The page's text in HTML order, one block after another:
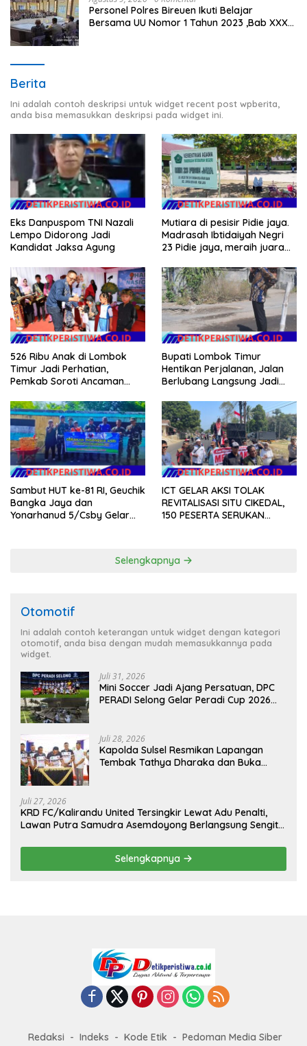
Personel Polres Bireuen Ikuti Belajar
Bersama UU Nomor 1 Tahun 2023 ,Bab XXXV
Berita
Ini adalah contoh deskripsi untuk widget recent post wpberita,
anda bisa memasukkan deskripsi pada widget ini.
Eks Danpuspom TNI Nazali
Lempo Didorong Jadi
Kandidat Jaksa Agung
Mutiara di pesisir Pidie jaya.
Madrasah Ibtidaiyah Negri
23 Pidie jaya, meraih juara
526 Ribu Anak di Lombok
Timur Jadi Perhatian,
Pemkab Soroti Ancaman
Pernikahan Dini
Bupati Lombok Timur
Hentikan Perjalanan, Jalan
Berlubang Langsung Jadi
Sambut HUT ke-81 RI, Geuchik
Bangka Jaya dan
Yonarhanud 5/Csby Gelar
ICT GELAR AKSI TOLAK
REVITALISASI SITU CIKEDAL,
150 PESERTA SERUKAN
Selengkapnya
Otomotif
Ini adalah contoh keterangan untuk widget dengan kategori
otomotif, anda bisa dengan mudah memasukkannya pada
widget.
Juli 31, 2026
Mini Soccer Jadi Ajang Persatuan, DPC
PERADI Selong Gelar Peradi Cup 2026
Juli 28, 2026
Kapolda Sulsel Resmikan Lapangan
Tembak Tathya Dharaka dan Buka
Juli 27, 2026
KRD FC/Kalirandu United Tersingkir Lewat Adu Penalti,
Lawan Putra Samudra Asemdoyong Berlangsung Sengit
Selengkapnya
Redaksi Indeks Kode Etik Pedoman Media Siber